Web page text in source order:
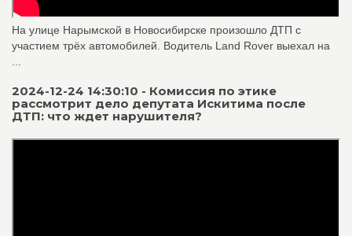
На улице Нарымской в Новосибирске произошло ДТП с
участием трёх автомобилей. Водитель Land Rover выехал на
2024-12-24 14:30:10 - Комиссия по этике
рассмотрит дело депутата Искитима после
ДТП: что ждет нарушителя?